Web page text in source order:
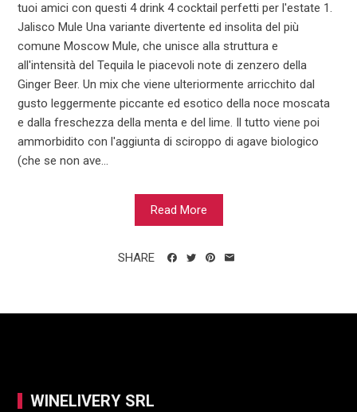
tuoi amici con questi 4 drink 4 cocktail perfetti per l'estate 1.
Jalisco Mule Una variante divertente ed insolita del più
comune Moscow Mule, che unisce alla struttura e
all'intensità del Tequila le piacevoli note di zenzero della
Ginger Beer. Un mix che viene ulteriormente arricchito dal
gusto leggermente piccante ed esotico della noce moscata
e dalla freschezza della menta e del lime. Il tutto viene poi
ammorbidito con l'aggiunta di sciroppo di agave biologico
(che se non ave...
Read More
SHARE
WINELIVERY SRL